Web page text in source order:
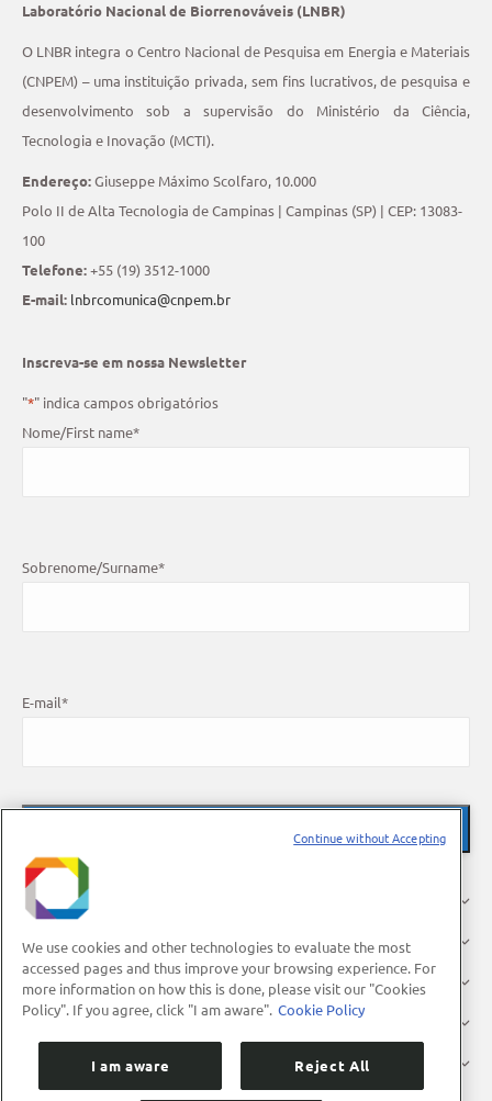
Laboratório Nacional de Biorrenováveis (LNBR)
O LNBR integra o Centro Nacional de Pesquisa em Energia e Materiais
(CNPEM) – uma instituição privada, sem fins lucrativos, de pesquisa e
desenvolvimento sob a supervisão do Ministério da Ciência,
Tecnologia e Inovação (MCTI).
Endereço:Giuseppe Máximo Scolfaro, 10.000
Polo II de Alta Tecnologia de Campinas | Campinas (SP) | CEP: 13083-
100
Telefone:+55 (19) 3512-1000
E-mail: lnbrcomunica@cnpem.br
Inscreva-se em nossa Newsletter
"*" indica campos obrigatórios
Nome/First name*
Sobrenome/Surname*
E-mail*
O LNBR
Pesquisa
Indústria
Usuários
Divulgação
We use cookies and other technologies to evaluate the most
accessed pages and thus improve your browsing experience. For
more information on how this is done, please visit our "Cookies
Policy". If you agree, click "I am aware". Cookie Policy
I am aware Reject All
Continue without Accepting